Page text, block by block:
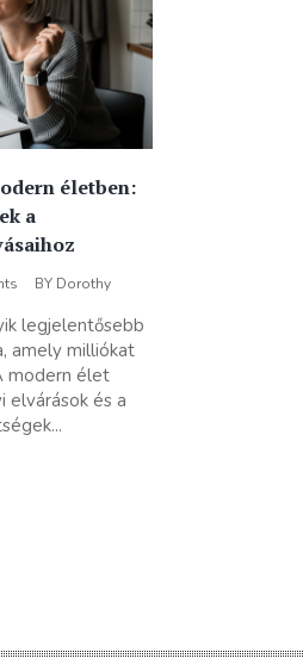
életben:
a
BY Dorothy
legjelentősebb
amely milliókat
modern élet
elvárások és a